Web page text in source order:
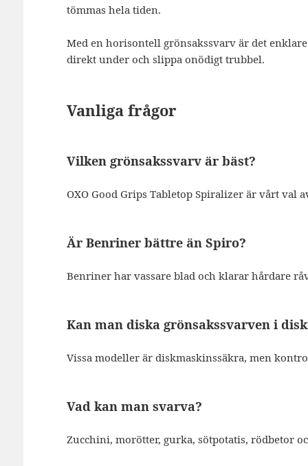
tömmas hela tiden.
Med en horisontell grönsakssvarv är det
direkt under och slippa onödigt trubbel.
Vanliga frågor
Vilken grönsakssvarv är bäst?
OXO Good Grips Tabletop Spiralizer är vårt val
Är Benriner bättre än Spiro?
Benriner har vassare blad och klarar hårdare
Kan man diska grönsakssvarven i
Vissa modeller är diskmaskinssäkra, men
Vad kan man svarva?
Zucchini, morötter, gurka, sötpotatis, rödbetor